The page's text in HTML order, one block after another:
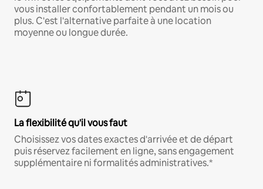
vous installer confortablement pendant un mois ou
plus. C'est l'alternative parfaite à une location
moyenne ou longue durée.
La flexibilité qu'il vous faut
Choisissez vos dates exactes d'arrivée et de départ
puis réservez facilement en ligne, sans engagement
supplémentaire ni formalités administratives.*